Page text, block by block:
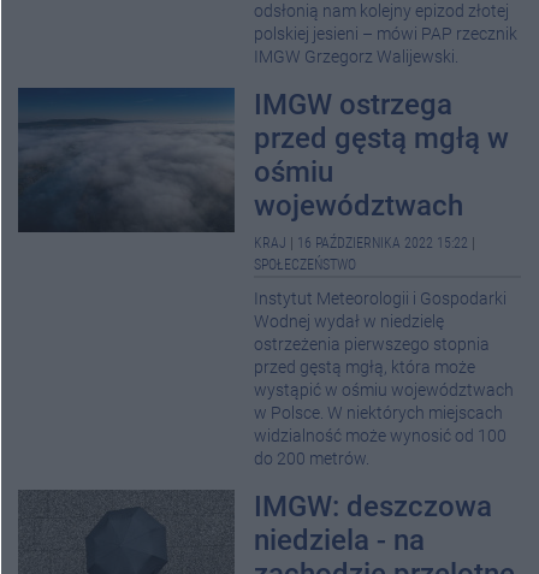
odsłonią nam kolejny epizod złotej
polskiej jesieni – mówi PAP rzecznik
IMGW Grzegorz Walijewski.
IMGW ostrzega
przed gęstą mgłą w
ośmiu
województwach
KRAJ 16 PAŹDZIERNIKA 2022 15:22
SPOŁECZEŃSTWO
Instytut Meteorologii i Gospodarki
Wodnej wydał w niedzielę
ostrzeżenia pierwszego stopnia
przed gęstą mgłą, która może
wystąpić w ośmiu województwach
w Polsce. W niektórych miejscach
widzialność może wynosić od 100
do 200 metrów.
IMGW: deszczowa
niedziela - na